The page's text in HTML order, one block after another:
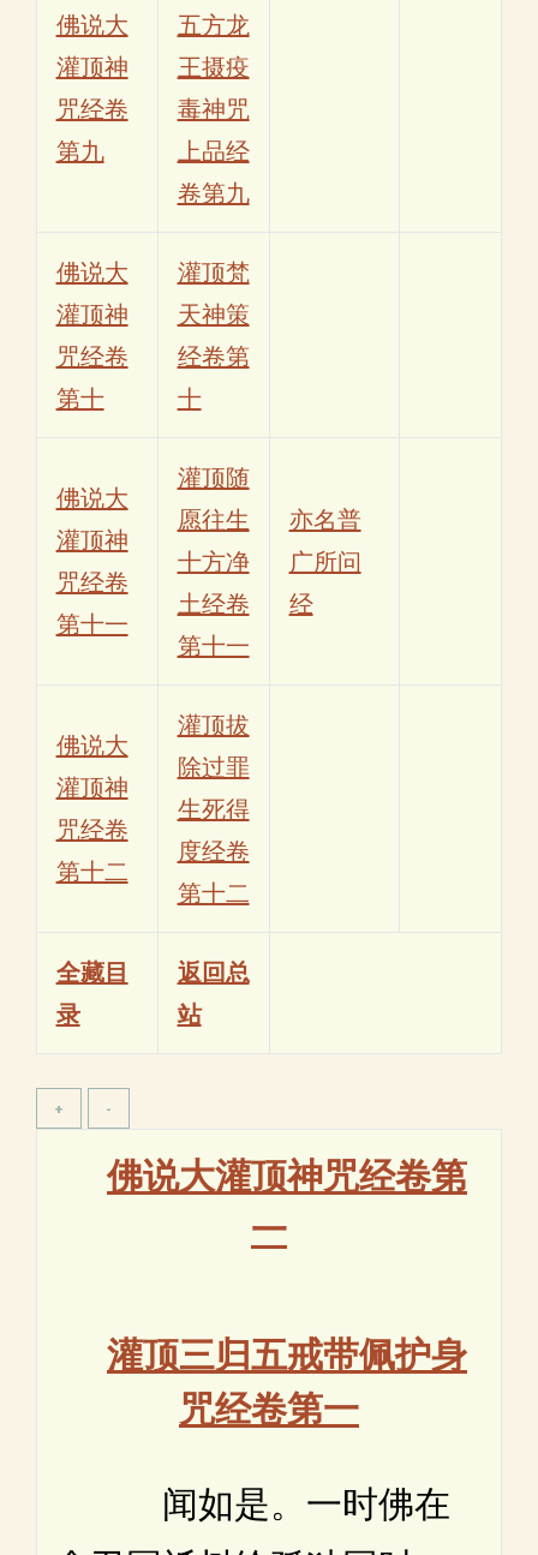
佛说大
灌顶神
咒经卷
第九
五方龙
王摄疫
毒神咒
上品经
卷第九
佛说大
灌顶神
咒经卷
第十
灌顶梵
天神策
经卷第
十
佛说大
灌顶神
咒经卷
第十一
灌顶随
愿往生
十方净
土经卷
第十一
亦名普
广所问
经
佛说大
灌顶神
咒经卷
第十二
灌顶拔
除过罪
生死得
度经卷
第十二
全藏目
录
返回总
站
佛说大灌顶神咒经卷第
一
灌顶三归五戒带佩护身
咒经卷第一
闻如是。一时佛在